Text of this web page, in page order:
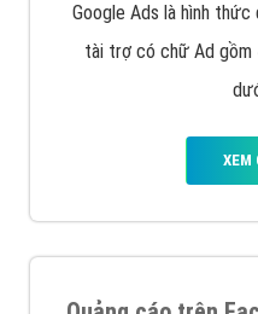
Google Ads là hình
tài trợ có chữ Ad
XEM